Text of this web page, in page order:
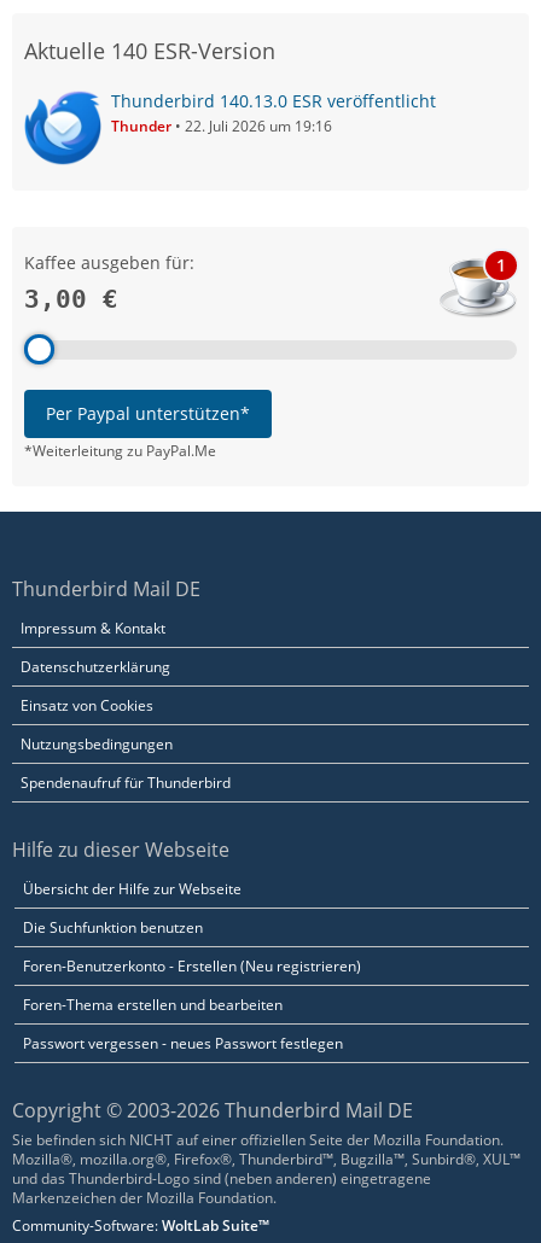
Aktuelle 140 ESR-Version
Thunderbird 140.13.0 ESR veröffentlicht
Thunder 22. Juli 2026 um 19:16
Kaffee ausgeben für:
3,00 €
1
Per Paypal unterstützen*
*Weiterleitung zu PayPal.Me
Thunderbird Mail DE
Impressum & Kontakt
Datenschutzerklärung
Einsatz von Cookies
Nutzungsbedingungen
Spendenaufruf für Thunderbird
Hilfe zu dieser Webseite
Übersicht der Hilfe zur Webseite
Die Suchfunktion benutzen
Foren-Benutzerkonto - Erstellen (Neu registrieren)
Foren-Thema erstellen und bearbeiten
Passwort vergessen - neues Passwort festlegen
Copyright © 2003-2026 Thunderbird Mail DE
Sie befinden sich NICHT auf einer offiziellen Seite der Mozilla Foundation.
Mozilla®, mozilla.org®, Firefox®, Thunderbird™, Bugzilla™, Sunbird®, XUL™
und das Thunderbird-Logo sind (neben anderen) eingetragene
Markenzeichen der Mozilla Foundation.
Community-Software:WoltLab Suite™